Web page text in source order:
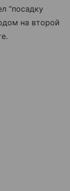
“посадку
на второй